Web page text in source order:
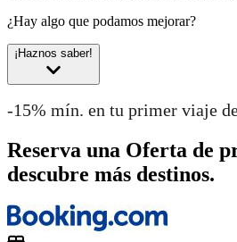
¿Hay algo que podamos mejorar?
¡Haznos saber!
-15% mín. en tu primer viaje
Reserva una Oferta de
descubre más destinos.